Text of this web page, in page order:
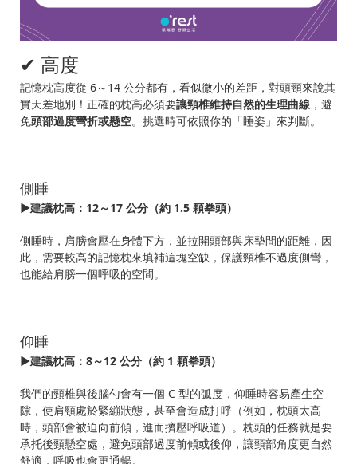
✔ 高度
記憶枕高度從 6～14 公分都有，看似微小的差距，對頭頸來說其
實天差地別！正確的枕高必須要讓頸椎維持自然的生理曲線 ，避
免頭部過度彎折或懸空。挑選時可依照你的「睡姿」來判斷。
側睡
▶建議枕高：12～17 公分（約 1.5 顆拳頭）
側睡時，肩膀會壓在身體下方，並拉開頭部與床墊間的距離，因
此，需要較高的記憶枕來填補這塊空缺，保護頸椎不過度側彎，
也能給肩膀一個呼吸的空間。
仰睡
▶建議枕高：8～12 公分（約 1 顆拳頭）
我們的頸椎與後腦勺會有一個 C 型的弧度，仰睡時容易產生空
隙，使肩頸處於緊繃狀態，甚至會造成打呼（例如，枕頭太高
時，頭部會被迫向前傾，進而擠壓呼吸道）。枕頭的任務就是要
承托後頸懸空處，避免頭部過度前傾或後仰，讓頸部角度更自然
舒適，呼吸也會更通暢。